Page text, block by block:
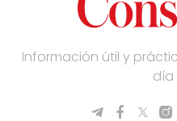
Información útil y
día